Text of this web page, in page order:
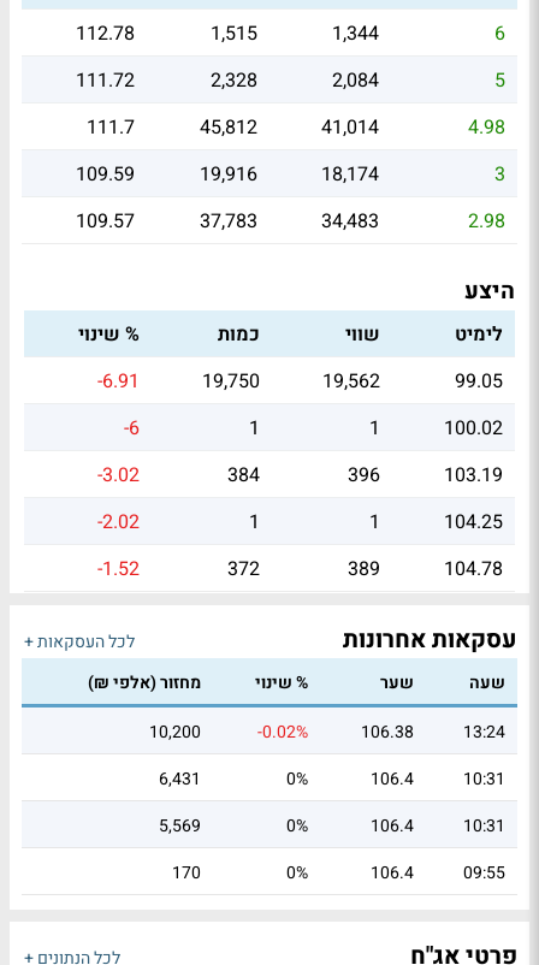
6
1,344
1,515
112.78
5
2,084
2,328
111.72
4.98
41,014
45,812
111.7
3
18,174
19,916
109.59
2.98
34,483
37,783
109.57
היצע
לימיט שווי כמות
% שינוי
99.05
19,562
19,750
-6.91
100.02
1
1
-6
103.19
396
384
-3.02
104.25
1
1
-2.02
104.78
389
372
-1.52
עסקאות אחרונות
לכל העסקאות +
שעה
שער % שינוי
מחזור (אלפי ₪)
13:24
106.38
-0.02%
10,200
10:31
106.4
0%
6,431
10:31
106.4
0%
5,569
09:55
106.4
0%
170
פרטי אג"ח לכל הנתונים +